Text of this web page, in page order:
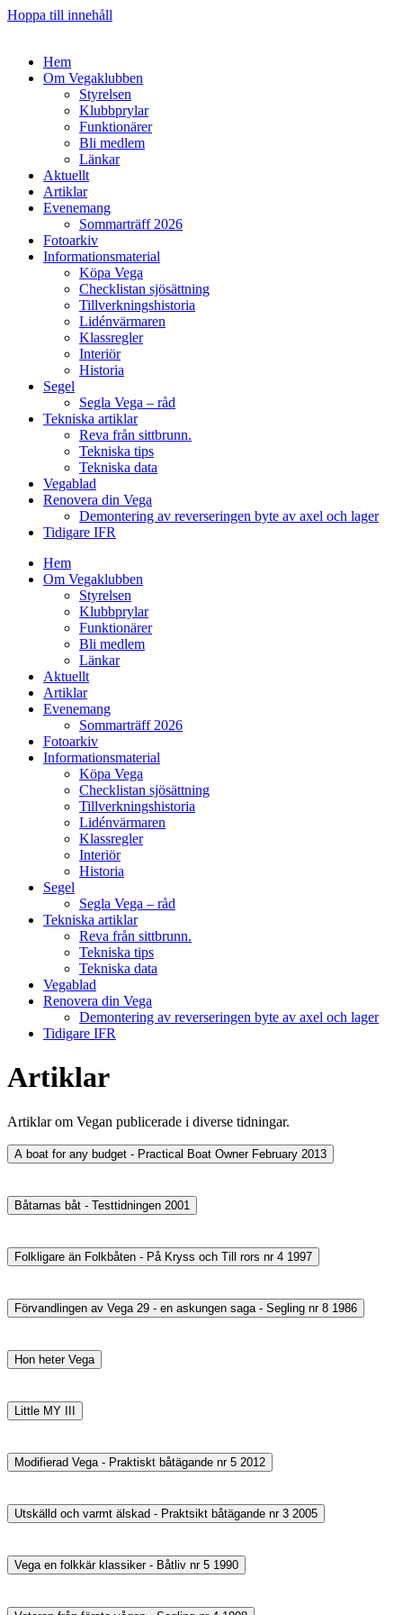
Hoppa till innehåll
Hem
Om Vegaklubben
Styrelsen
Klubbprylar
Funktionärer
Bli medlem
Länkar
Aktuellt
Artiklar
Evenemang
Sommarträff 2026
Fotoarkiv
Informationsmaterial
Köpa Vega
Checklistan sjösättning
Tillverkningshistoria
Lidénvärmaren
Klassregler
Interiör
Historia
Segel
Segla Vega – råd
Tekniska artiklar
Reva från sittbrunn.
Tekniska tips
Tekniska data
Vegablad
Renovera din Vega
Demontering av reverseringen byte av axel och lager
Tidigare IFR
Hem
Om Vegaklubben
Styrelsen
Klubbprylar
Funktionärer
Bli medlem
Länkar
Aktuellt
Artiklar
Evenemang
Sommarträff 2026
Fotoarkiv
Informationsmaterial
Köpa Vega
Checklistan sjösättning
Tillverkningshistoria
Lidénvärmaren
Klassregler
Interiör
Historia
Segel
Segla Vega – råd
Tekniska artiklar
Reva från sittbrunn.
Tekniska tips
Tekniska data
Vegablad
Renovera din Vega
Demontering av reverseringen byte av axel och lager
Tidigare IFR
Artiklar
Artiklar om Vegan publicerade i diverse tidningar.
A boat for any budget - Practical Boat Owner February 2013
Båtarnas båt - Testtidningen 2001
Folkligare än Folkbåten - På Kryss och Till rors nr 4 1997
Förvandlingen av Vega 29 - en askungen saga - Segling nr 8 1986
Hon heter Vega
Little MY III
Modifierad Vega - Praktiskt båtägande nr 5 2012
Utskälld och varmt älskad - Praktsikt båtägande nr 3 2005
Vega en folkkär klassiker - Båtliv nr 5 1990